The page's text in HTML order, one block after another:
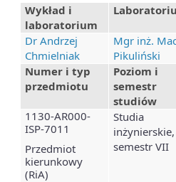
Wykład i
laboratorium
Dr Andrzej
Chmielniak
Mgr inż.
Pikuliński
Numer i typ
przedmiotu
Poziom i
semestr
studiów
1130-AR000-
ISP-7011
Przedmiot
kierunkowy
(RiA)
Studia
inżynierskie,
semestr VII